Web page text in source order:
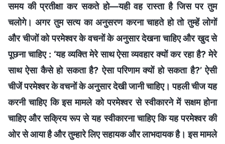
समय की प्रतीक्षा कर सकते हो—यही वह रास्ता है जिस पर तुम
चलोगे। अगर तुम सत्य का अनुसरण करना चाहते हो तो तुम्हें लोगों
और चीजों को परमेश्वर के वचनों के अनुसार देखना चाहिए और खुद से
पूछना चाहिए : ‘यह व्यक्ति मेरे साथ ऐसा व्यवहार क्यों कर रहा है? मेरे
साथ ऐसा कैसे हो सकता है? ऐसा परिणाम क्यों हो सकता है?’ ऐसी
चीजें परमेश्वर के वचनों के अनुसार देखी जानी चाहिए। पहली चीज यह
करनी चाहिए कि इस मामले को परमेश्वर से स्वीकारने में सक्षम होना
चाहिए और सक्रिय रूप से यह स्वीकारना चाहिए कि यह परमेश्वर की
ओर से आया है और तुम्हारे लिए सहायक और लाभदायक है। इस मामले